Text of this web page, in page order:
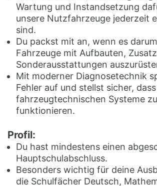
Wartung und Instandsetzung
unsere Nutzfahrzeuge jederzeit
sind.
Du packst mit an, wenn es
Fahrzeuge mit Aufbauten,
Sonderausstattungen
Mit moderner Diagnosetechnik
Fehler auf und stellst sicher,
fahrzeugtechnischen Systeme
funktionieren.
Profil:
Du hast mindestens einen
Hauptschulabschluss.
Besonders wichtig für deine
die Schulfächer Deutsch,